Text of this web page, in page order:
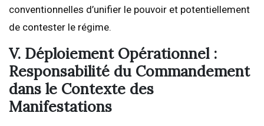
conventionnelles d’unifier le pouvoir et potentiellement
de contester le régime.
V. Déploiement Opérationnel :
Responsabilité du Commandement
dans le Contexte des
Manifestations